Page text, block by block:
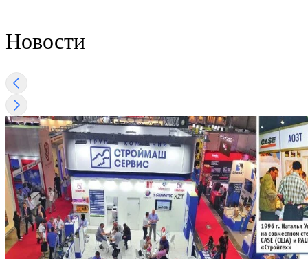
Новости